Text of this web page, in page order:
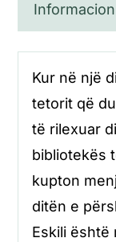
Kur në një
tetorit që
të rilexuar
bibliotekës
kupton
ditën e
Eskili është